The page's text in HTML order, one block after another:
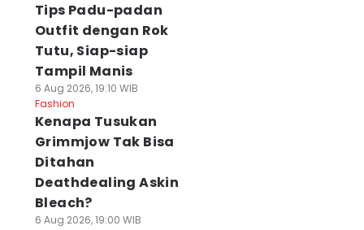
Tips Padu-padan
Outfit dengan Rok
Tutu, Siap-siap
Tampil Manis
6 Aug 2026, 19:10 WIB
Fashion
Kenapa Tusukan
Grimmjow Tak Bisa
Ditahan
Deathdealing Askin
Bleach?
6 Aug 2026, 19:00 WIB